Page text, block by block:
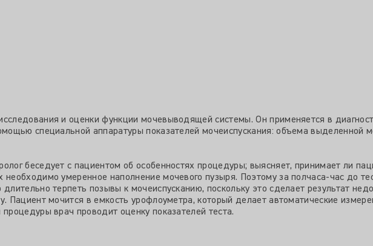
и оценки функции мочевыводящей системы. Он применяется в
специальной аппаратуры показателей мочеиспускания: объема выделенной
беседует с пациентом об особенностях процедуры; выясняет, принимает ли
необходимо умеренное наполнение мочевого пузыря. Поэтому за полчаса-час до
терпеть позывы к мочеиспусканию, поскольку это сделает результат
Пациент мочится в емкость урофлоуметра, который делает автоматические
врач проводит оценку показателей теста.